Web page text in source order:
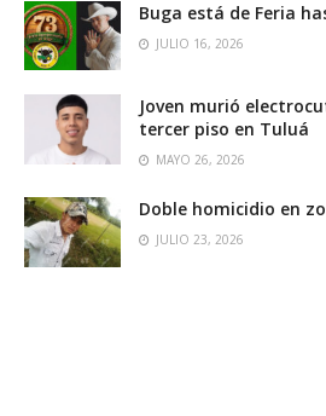
Buga está de Feria
JULIO 16, 2026
Joven murió
tercer piso en Tuluá
MAYO 26, 2026
Doble homicidio en
JULIO 23, 2026